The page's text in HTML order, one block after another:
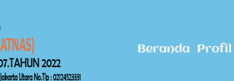
Beranda Profil